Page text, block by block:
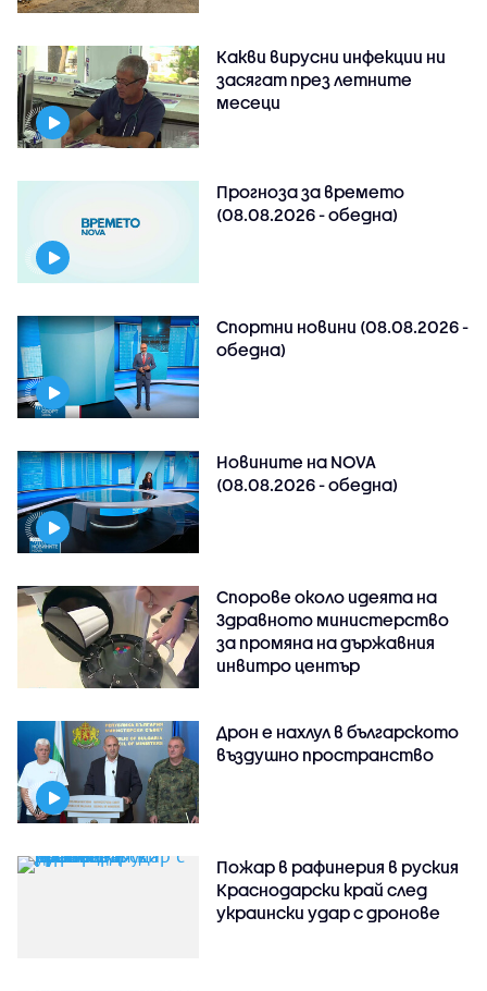
Какви вирусни инфекции ни
засягат през летните
месеци
Прогноза за времето
(08.08.2026 - обедна)
Спортни новини (08.08.2026 -
обедна)
Новините на NOVA
(08.08.2026 - обедна)
Спорове около идеята на
Здравното министерство
за промяна на държавния
инвитро център
Дрон е нахлул в българското
въздушно пространство
Пожар в рафинерия в руския
Краснодарски край след
украински удар с дронове